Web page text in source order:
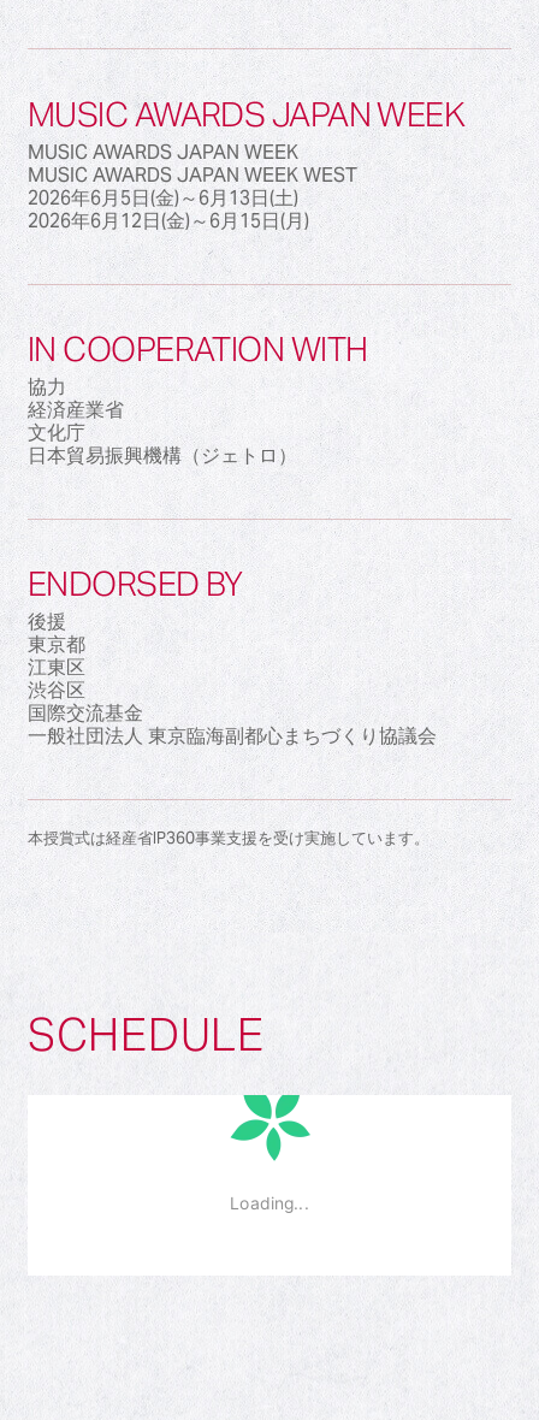
MUSIC AWARDS JAPAN WEEK
MUSIC AWARDS JAPAN WEEK
MUSIC AWARDS JAPAN WEEK WEST
2026年6月5日(金)～6月13日(土)
2026年6月12日(金)～6月15日(月)
IN COOPERATION WITH
協力
経済産業省
文化庁
日本貿易振興機構（ジェトロ）
ENDORSED BY
後援
東京都
江東区
渋谷区
国際交流基金
一般社団法人 東京臨海副都心まちづくり協議会
本授賞式は経産省IP360事業支援を受け実施しています。
SCHEDULE